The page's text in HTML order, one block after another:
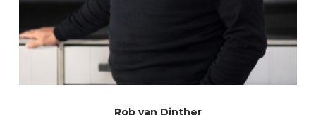
Rob van Dinther